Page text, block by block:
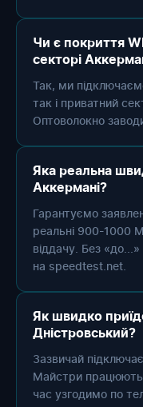
Чи є покриття
секторі
Так, ми
так і приватний
Оптоволокно
Яка реальна
Аккермані?
Гарантуємо
реальні 900-1000
віддачу. Без «до...»
на speedtest.net.
Як швидко
Дністровський?
Зазвичай
Майстри
час узгодимо по